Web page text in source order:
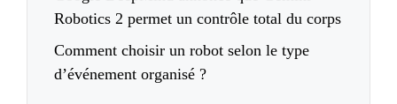
Robotics 2 permet un contrôle total du corps
Comment choisir un robot selon le type
d’événement organisé ?